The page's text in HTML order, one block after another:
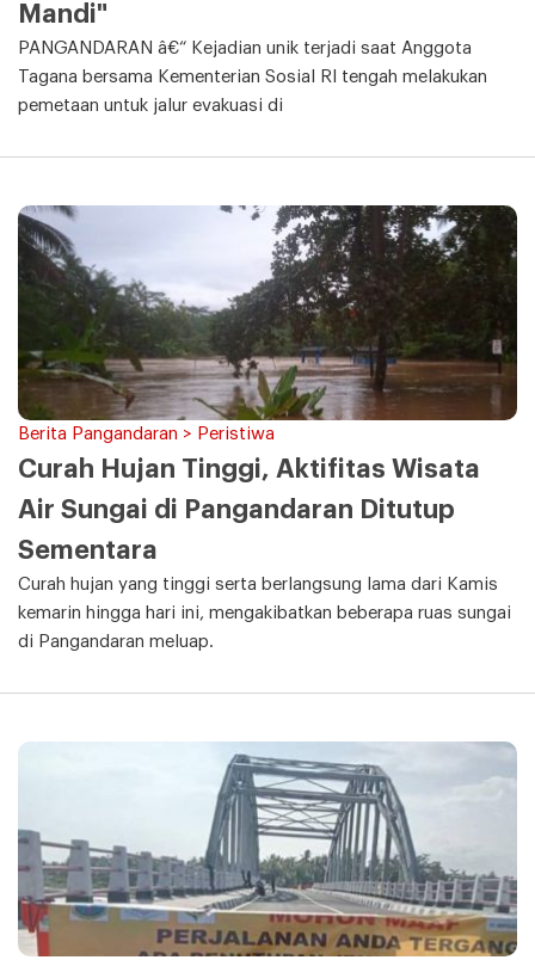
Mandi"
PANGANDARAN â€“ Kejadian unik terjadi saat Anggota
Tagana bersama Kementerian Sosial RI tengah melakukan
pemetaan untuk jalur evakuasi di
Berita Pangandaran > Peristiwa
Curah Hujan Tinggi, Aktifitas Wisata
Air Sungai di Pangandaran Ditutup
Sementara
Curah hujan yang tinggi serta berlangsung lama dari Kamis
kemarin hingga hari ini, mengakibatkan beberapa ruas sungai
di Pangandaran meluap.